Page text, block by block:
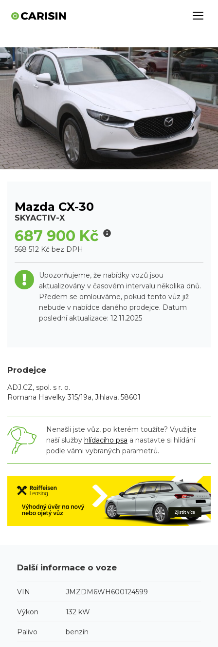
Mazda CX-30
SKYACTIV-X
687 900 Kč
568 512 Kč bez DPH
Upozorňujeme, že nabídky vozů jsou
aktualizovány v časovém intervalu několika dnů.
Předem se omlouváme, pokud tento vůz již
nebude v nabídce daného prodejce. Datum
poslední aktualizace: 12.11.2025
Prodejce
ADJ.CZ, spol. s r. o.
Romana Havelky 315/19a, Jihlava, 58601
Nenašli jste vůz, po kterém toužíte? Využijte
naší služby hlídacího psa a nastavte si hlídání
podle vámi vybraných parametrů.
Další informace o voze
VIN JMZDM6WH600124599
Výkon 132 kW
Palivo benzín